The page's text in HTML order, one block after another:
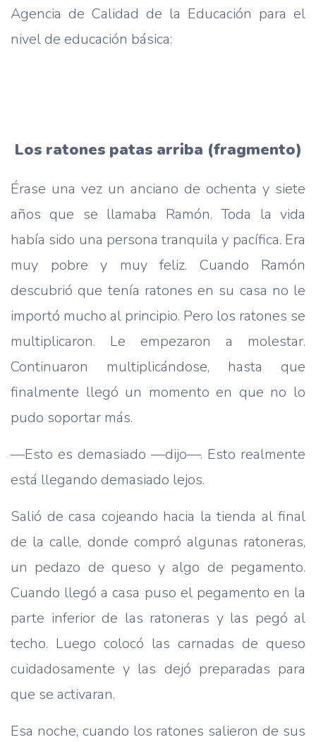
Agencia de Calidad de la Educación para el
nivel de educación básica:
Los ratones patas arriba (fragmento)
Érase una vez un anciano de ochenta y siete
años que se llamaba Ramón. Toda la vida
había sido una persona tranquila y pacífica. Era
muy pobre y muy feliz. Cuando Ramón
descubrió que tenía ratones en su casa no le
importó mucho al principio. Pero los ratones se
multiplicaron. Le empezaron a molestar.
Continuaron multiplicándose, hasta que
finalmente llegó un momento en que no lo
pudo soportar más.
—Esto es demasiado —dijo—. Esto realmente
está llegando demasiado lejos.
Salió de casa cojeando hacia la tienda al final
de la calle, donde compró algunas ratoneras,
un pedazo de queso y algo de pegamento.
Cuando llegó a casa puso el pegamento en la
parte inferior de las ratoneras y las pegó al
techo. Luego colocó las carnadas de queso
cuidadosamente y las dejó preparadas para
que se activaran.
Esa noche, cuando los ratones salieron de sus